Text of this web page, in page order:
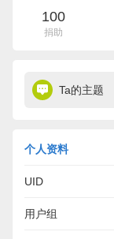
100
捐助
Ta的主题
个人资料
UID
用户组